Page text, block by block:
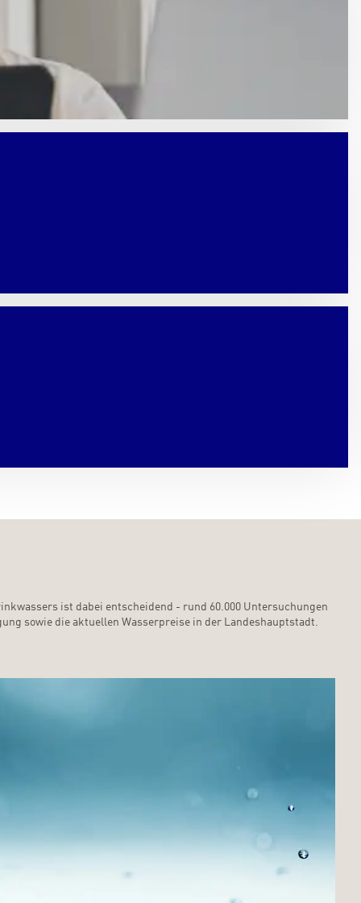
ist dabei entscheidend - rund 60.000 Untersuchungen
sowie die aktuellen Wasserpreise in der Landeshauptstadt.